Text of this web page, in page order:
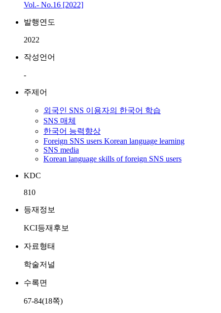
Vol.- No.16 [2022]
발행연도
2022
작성언어
-
주제어
외국인 SNS 이용자의 한국어 학습
SNS 매체
한국어 능력향상
Foreign SNS users Korean language learning
SNS media
Korean language skills of foreign SNS users
KDC
810
등재정보
KCI등재후보
자료형태
학술저널
수록면
67-84(18쪽)